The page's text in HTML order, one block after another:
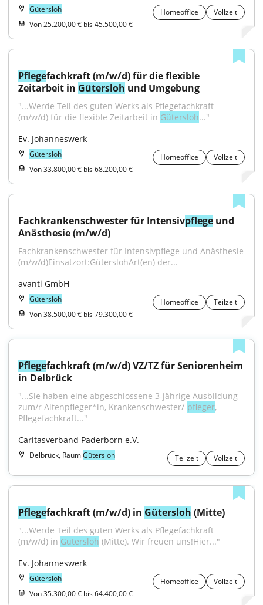
Gütersloh Homeoffice
Vollzeit
Von 25.200,00 € bis 45.500,00 €
Pflegefachkraft (m/w/d) für die flexible
Zeitarbeit in Gütersloh und Umgebung
"...Werde Teil des guten Werks als Pflegefachkraft
(m/w/d) für die flexible Zeitarbeit in Gütersloh..."
Ev. Johanneswerk
Gütersloh Homeoffice
Vollzeit
Von 33.800,00 € bis 68.200,00 €
Fachkrankenschwester für Intensivpflege und
Anästhesie (m/w/d)
Fachkrankenschwester für Intensivpflege und Anästhesie
(m/w/d)Einsatzort:GüterslohArt(en) der...
avanti GmbH
Gütersloh Homeoffice
Teilzeit
Von 38.500,00 € bis 79.300,00 €
Pflegefachkraft (m/w/d) VZ/TZ für Seniorenheim
in Delbrück
"...Sie haben eine abgeschlossene 3-jährige Ausbildung
zum/r Altenpfleger*in, Krankenschwester/-pfleger,
Pflegefachkraft..."
Caritasverband Paderborn e.V.
Delbrück, RaumGütersloh Teilzeit Vollzeit
Pflegefachkraft (m/w/d) in Gütersloh (Mitte)
"...Werde Teil des guten Werks als Pflegefachkraft
(m/w/d) in Gütersloh (Mitte). Wir freuen uns!Hier..."
Ev. Johanneswerk
Gütersloh Homeoffice
Vollzeit
Von 35.300,00 € bis 64.400,00 €